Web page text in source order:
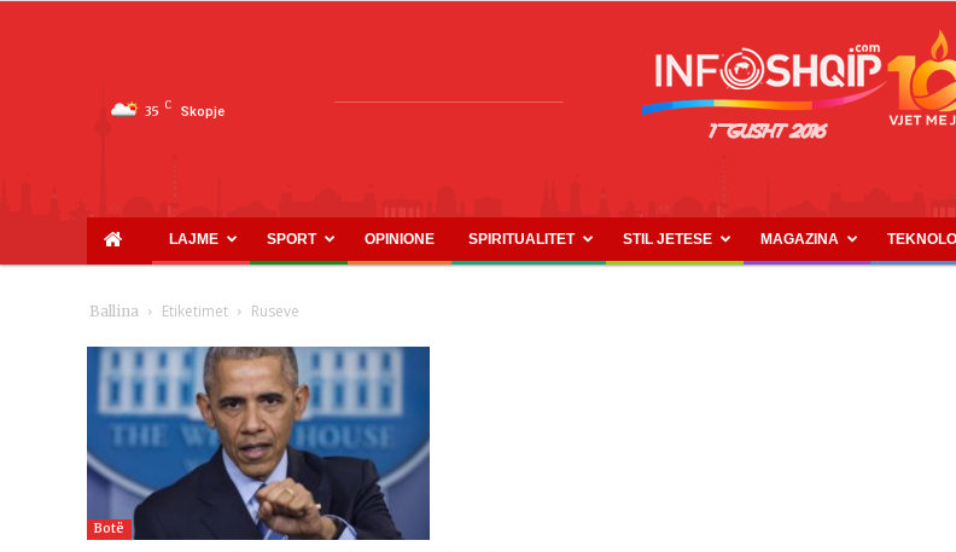
35 C Skopje
INFOSHQIP.COM
LAJME SPORT OPINIONE SPIRITUALITET STIL JETESE MAGAZINA
Ballina Etiketimet Ruseve
Botë